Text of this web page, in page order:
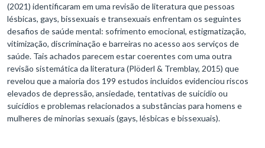
(2021) identificaram em uma revisão de literatura que pessoas
lésbicas, gays, bissexuais e transexuais enfrentam os seguintes
desafios de saúde mental: sofrimento emocional, estigmatização,
vitimização, discriminação e barreiras no acesso aos serviços de
saúde. Tais achados parecem estar coerentes com uma outra
revisão sistemática da literatura (Plöderl & Tremblay, 2015) que
revelou que a maioria dos 199 estudos incluídos evidenciou riscos
elevados de depressão, ansiedade, tentativas de suicídio ou
suicídios e problemas relacionados a substâncias para homens e
mulheres de minorias sexuais (gays, lésbicas e bissexuais).